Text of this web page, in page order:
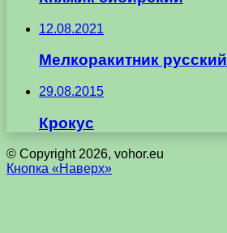
12.08.2021
Мелкоракитник русский
29.08.2015
Крокус
© Copyright 2026, vohor.eu
Кнопка «Наверх»